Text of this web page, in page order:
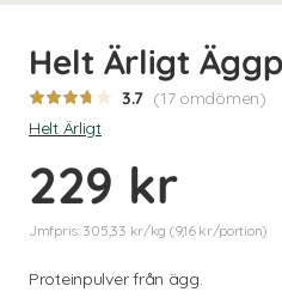
Helt Ärligt
3.7 (17 omdömen)
Helt Ärligt
229 kr
Jmfpris: 305,33 kr/kg (9,16 kr/portion)
Proteinpulver från ägg.